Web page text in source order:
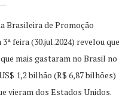
Brasileira de Promoção
feira (30.jul.2024) revelou que
mais gastaram no Brasil no
1,2 bilhão (R$ 6,87 bilhões)
vieram dos Estados Unidos.